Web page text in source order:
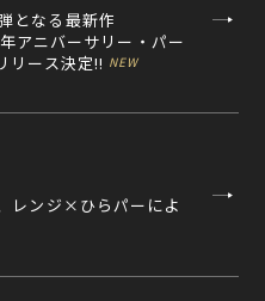
となる最新作
アニバーサリー・パー
リース決定!!
レンジ×ひらパーによ